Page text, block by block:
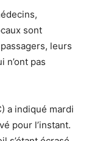
sont
leurs
pas
a indiqué mardi
pour l’instant.